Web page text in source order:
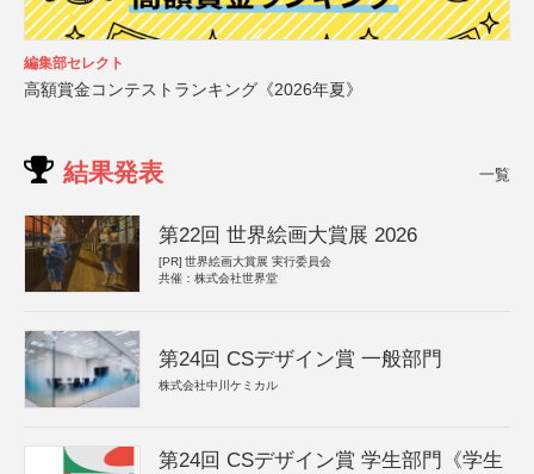
編集部セレクト
高額賞金コンテストランキング《2026年夏》
結果発表 一覧
第22回 世界絵画大賞展 2026
[PR] 世界絵画大賞展 実行委員会
共催：株式会社世界堂
第24回 CSデザイン賞 一般部門
株式会社中川ケミカル
第24回 CSデザイン賞 学生部門《学生